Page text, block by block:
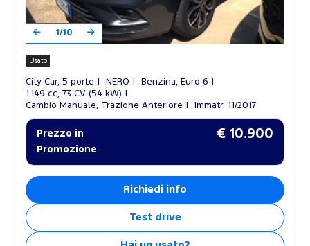
1/10
Usato
City Car, 5 porte NERO
Benzina, Euro 6
1.149 cc, 73 CV (54 kW)
Cambio Manuale, Trazione Anteriore
Immatr. 11/2017
Prezzo in
Promozione
€ 10.900
Richiedi info
Test drive